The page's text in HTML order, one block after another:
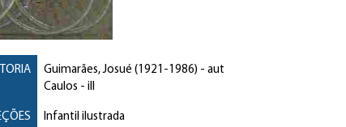
Guimarães, Josué (1921-1986) - aut
Caulos - ill
Infantil ilustrada